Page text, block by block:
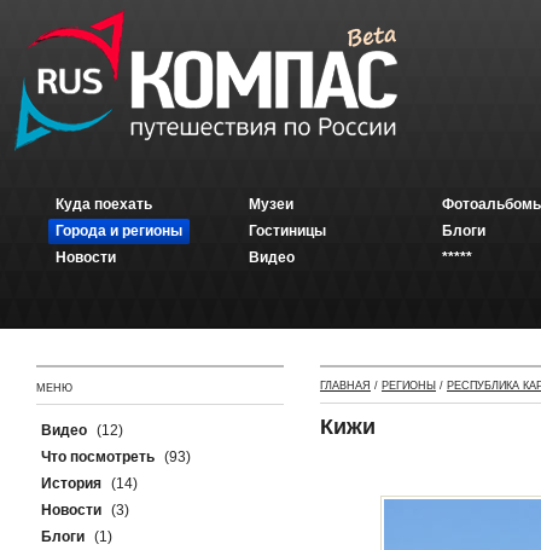
Куда поехать
Города и регионы
Новости
Музеи
Гостиницы
Видео
Блоги
*****
МЕНЮ
Видео (12)
Что посмотреть (93)
История (14)
Новости (3)
Блоги (1)
ГЛАВНАЯ / РЕГИОНЫ / РЕСПУБЛИКА
Кижи